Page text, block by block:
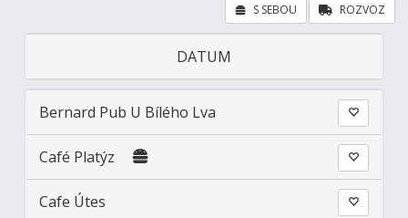
ROZVOZ
S SEBOU
DATUM
Bernard Pub U Bílého Lva
Café Platýz
Cafe Útes